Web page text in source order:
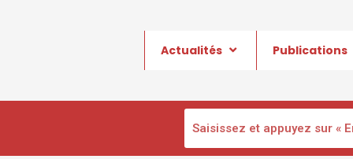
Actualités Publications